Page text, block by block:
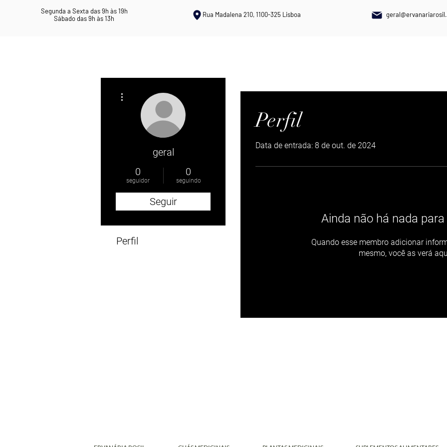
Segunda a Sexta das 9h às 19h
Sábado das 9h às 13h
Rua Madalena 210, 1100-325 Lisboa
Perfil
Data de entrada: 8 de out. de 2024
Ainda não há nada
Quando esse membro adicionar
mesmo, você as verá
geral
0
seguidor
0
seguindo
Seguir
Perfil